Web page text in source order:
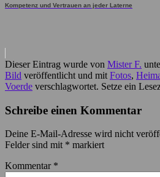
Kompetenz und Vertrauen an jeder Laterne
Dieser Eintrag wurde von Mister F.
Bild veröffentlicht und mit Fotos,
Voerde verschlagwortet. Setze ein
Schreibe einen Kommentar
Deine E-Mail-Adresse wird nicht
Felder sind mit * markiert
Kommentar *